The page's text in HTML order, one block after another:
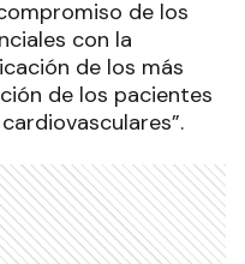
de los
con la
de los más
de los pacientes